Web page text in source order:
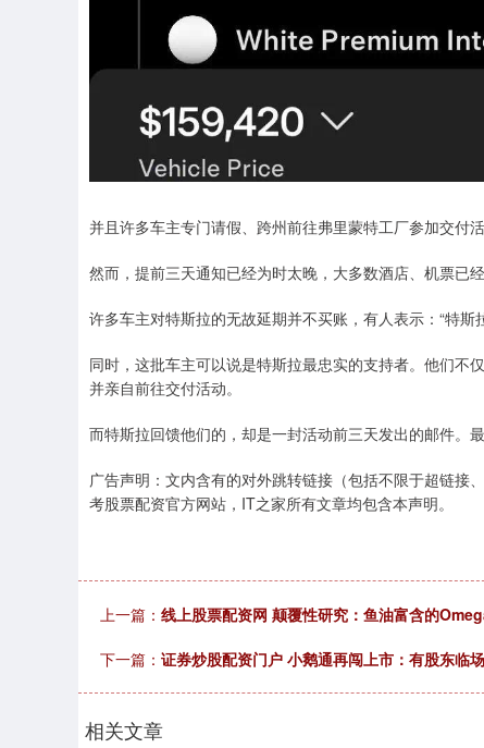
并且许多车主专门请假、跨州前往弗里蒙特工厂参加交付
然而，提前三天通知已经为时太晚，大多数酒店、机票已
许多车主对特斯拉的无故延期并不买账，有人表示：“特斯
同时，这批车主可以说是特斯拉最忠实的支持者。他们不
并亲自前往交付活动。
而特斯拉回馈他们的，却是一封活动前三天发出的邮件。
广告声明：文内含有的对外跳转链接（包括不限于超链接
考股票配资官方网站，IT之家所有文章均包含本声明。
上一篇： 线上股票配资网 颠覆性研究：鱼油富含的
下一篇： 证券炒股配资门户 小鹅通再闯上市：有股东临
相关文章